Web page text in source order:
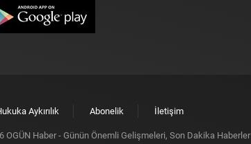
Aykırılık Abonelik İletişim
OGÜN Haber - Günün Önemli Gelişmeleri, Son Dakika Haberler